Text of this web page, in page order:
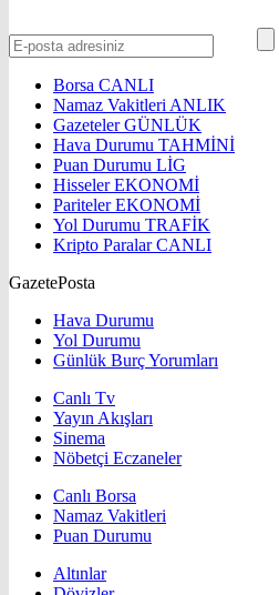
Borsa CANLI
Namaz Vakitleri ANLIK
GazetelerGÜNLÜK
Hava Durumu TAHMİNİ
Puan Durumu LİG
HisselerEKONOMİ
ParitelerEKONOMİ
Yol Durumu TRAFİK
Kripto ParalarCANLI
GazetePosta
Hava Durumu
Yol Durumu
Günlük Burç Yorumları
Canlı Tv
Yayın Akışları
Sinema
Nöbetçi Eczaneler
Canlı Borsa
Namaz Vakitleri
Puan Durumu
Altınlar